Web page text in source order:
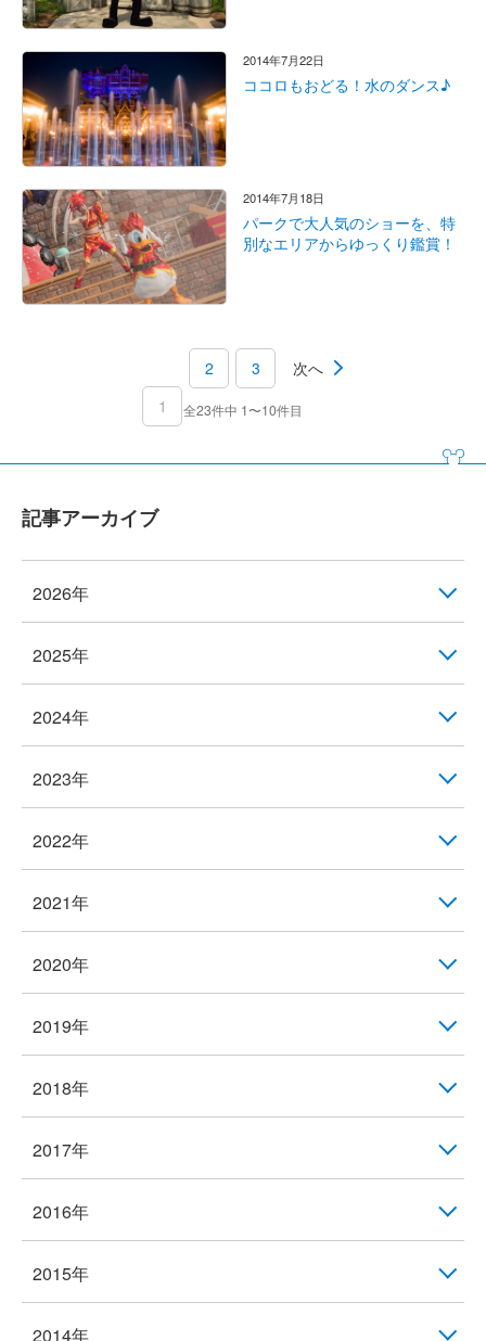
2014年7月22日
ココロもおどる！水のダンス♪
2014年7月18日
パークで大人気のショーを、特
別なエリアからゆっくり鑑賞！
1
2 3 次へ
全23件中 1〜10件目
記事アーカイブ
2026年
2025年
2024年
2023年
2022年
2021年
2020年
2019年
2018年
2017年
2016年
2015年
2014年